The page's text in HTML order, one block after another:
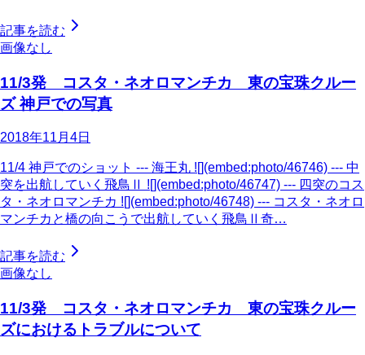
記事を読む
画像なし
11/3発 コスタ・ネオロマンチカ 東の宝珠クルー
ズ 神戸での写真
2018年11月4日
11/4 神戸でのショット --- 海王丸 ![](embed:photo/46746) --- 中
突を出航していく飛鳥Ⅱ ![](embed:photo/46747) --- 四突のコス
タ・ネオロマンチカ ![](embed:photo/46748) --- コスタ・ネオロ
マンチカと橋の向こうで出航していく飛鳥Ⅱ奇…
記事を読む
画像なし
11/3発 コスタ・ネオロマンチカ 東の宝珠クルー
ズにおけるトラブルについて